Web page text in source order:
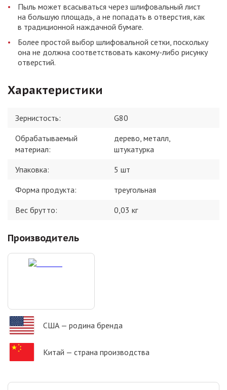
Пыль может всасываться через шлифовальный лист
на большую площадь, а не попадать в отверстия, как
в традиционной наждачной бумаге.
Более простой выбор шлифовальной сетки, поскольку
она не должна соответствовать какому-либо рисунку
отверстий.
Характеристики
Зернистость:
G80
Обрабатываемый
материал:
дерево, металл,
штукатурка
Упаковка:
5 шт
Форма продукта:
треугольная
Вес брутто:
0,03 кг
Производитель
США — родина бренда
Китай — страна производства